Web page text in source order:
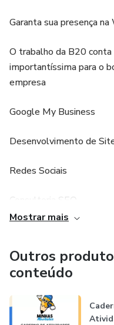
Garanta sua presença
O trabalho da B20
importantíssima para o
empresa
Google My Business
Desenvolvimento de
Redes Sociais
Consultoria SEO
Servidores WEB
As etapas de
Mostrar mais
Outros
conteúdo